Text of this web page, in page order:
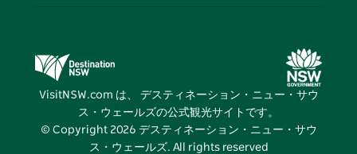
デスティネーション・ニュー・サウス・ウェール
ズメディアセンター
ビビッド・シドニー
VisitNSW.com は、 デスティネーション・ニュー・サウ
ス・ウェールズの公式観光サイトです。
© Copyright 2026 デスティネーション・ニュー・サウ
ス・ウェールズ. All rights reserved